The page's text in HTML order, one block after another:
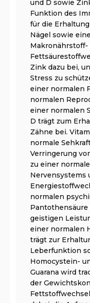
und D sowie
Funktion des
für die
Nägel sowie
Makronährstoff-
Zink dazu bei,
Stress zu
einer normalen
normalen
einer normalen
D trägt zum
Zähne bei.
normale
Verringerung
zu einer
Nervensystems
normalen
geistigen
einer normalen
trägt zur
Leberfunktion
Homocystein-
Guarana wird
der